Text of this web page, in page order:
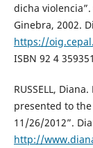
dicha
Ginebra, 2002.
https://
ISBN 92 4
RUSSELL,
presented to
11/26/2012”.
http://